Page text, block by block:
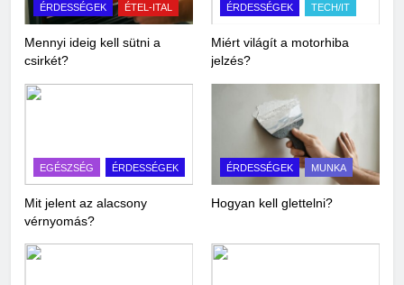
ÉRDESSÉGEK ÉTEL-ITAL
Mennyi ideig kell sütni a
csirkét?
ÉRDESSÉGEK TECH/IT
Miért világít a motorhiba
jelzés?
EGÉSZSÉG ÉRDESSÉGEK
Mit jelent az alacsony
vérnyomás?
ÉRDESSÉGEK MUNKA
Hogyan kell glettelni?